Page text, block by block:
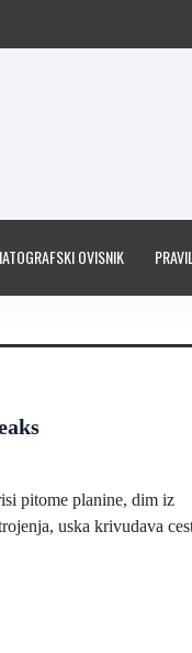
OVISNIK
pitome planine, dim iz
uska krivudava